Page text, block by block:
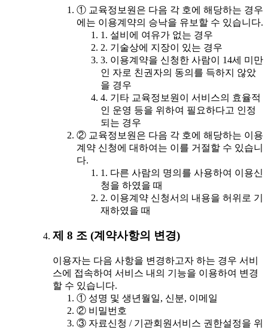
① 교육정보원은 다음 각 호에 해당하는 경우
에는 이용계약의 승낙을 유보할 수 있습니다.
1. 설비에 여유가 없는 경우
2. 기술상에 지장이 있는 경우
3. 이용계약을 신청한 사람이 14세 미만
인 자로 친권자의 동의를 득하지 않았
을 경우
4. 기타 교육정보원이 서비스의 효율적
인 운영 등을 위하여 필요하다고 인정
되는 경우
② 교육정보원은 다음 각 호에 해당하는 이용
계약 신청에 대하여는 이를 거절할 수 있습니
다.
1. 다른 사람의 명의를 사용하여 이용신
청을 하였을 때
2. 이용계약 신청서의 내용을 허위로 기
재하였을 때
제 8 조 (계약사항의 변경)
이용자는 다음 사항을 변경하고자 하는 경우 서비
스에 접속하여 서비스 내의 기능을 이용하여 변경
할 수 있습니다.
① 성명 및 생년월일, 신분, 이메일
② 비밀번호
③ 자료신청 / 기관회원서비스 권한설정을 위